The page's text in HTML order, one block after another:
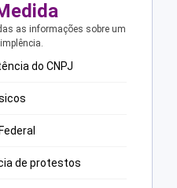
as informações sobre um
do CNPJ
de protestos